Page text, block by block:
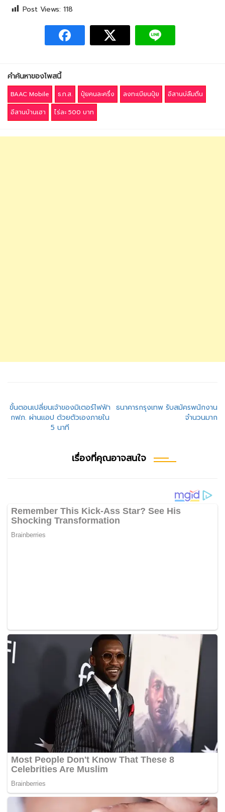
Post Views: 118
คำค้นหาของโพสนี้
BAAC Mobile ธ.ก.ส. ปุ๋ยคนละครึ่ง ลงทะเบียนปุ๋ย
อีสานบ่ลืมถิ่น
อีสานบ้านเฮา
ไร่ละ 500 บาท
แนะแนว
เรื่อง
ขั้นตอนเปลี่ยนเจ้าของมิเตอร์ไฟฟ้า
กฟภ. ผ่านแอป ด้วยตัวเองภายใน
5 นาที
ธนาคารกรุงเทพ รับสมัครพนักงาน
จำนวนมาก
เรื่องที่คุณอาจสนใจ